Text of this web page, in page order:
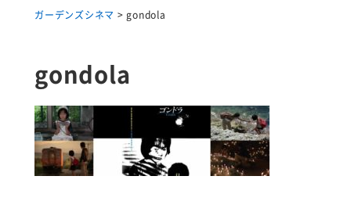
ガーデンズシネマ > gondola
gondola